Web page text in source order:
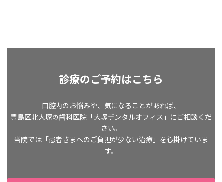
診療のご予約はこちら
口腔内のお悩みや、気になることがあれば、
豊島区北大塚の歯科医院「大塚デンタルオフィス」にご相談くだ
さい。
当院では「患者さまへのご負担が少ない治療」を心掛けていま
す。